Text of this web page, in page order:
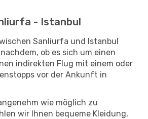
- Istanbul
Sanliurfa und Istanbul
ob es sich um einen
indirekten Flug mit einem oder
vor der Ankunft in
wie möglich zu
wir Ihnen bequeme Kleidung,